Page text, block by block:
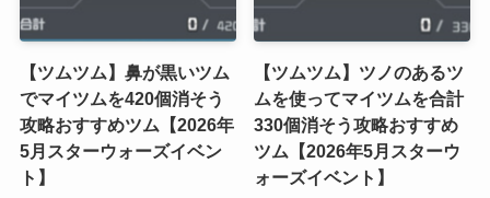
【ツムツム】鼻が黒いツム
でマイツムを420個消そう
攻略おすすめツム【2026年
5月スターウォーズイベン
ト】
【ツムツム】ツノのあるツ
ムを使ってマイツムを合計
330個消そう攻略おすすめ
ツム【2026年5月スターウ
ォーズイベント】